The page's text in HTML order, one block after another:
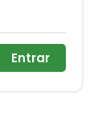
Entrar